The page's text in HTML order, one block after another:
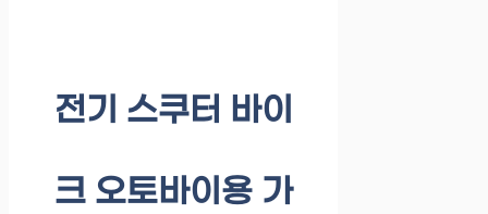
전기 스쿠터 바이
크 오토바이용 가